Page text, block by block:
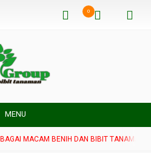
0
MENU
MACAM BENIH DAN BIBIT TANAMAN